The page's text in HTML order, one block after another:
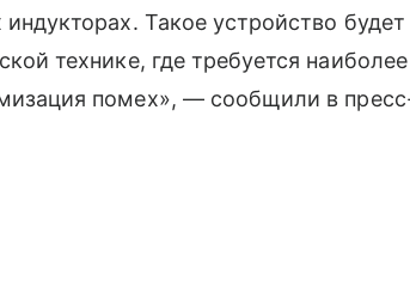
Такое устройство
технике, где требуется
помех», — сообщили в